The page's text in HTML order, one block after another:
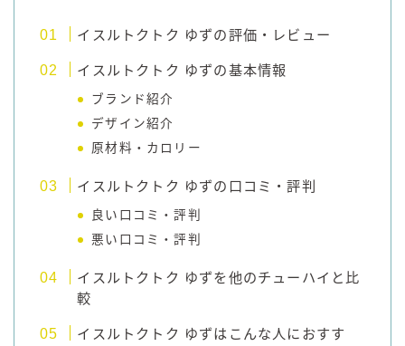
WATTA
natura WATTA
ちゅらWATTA
お得情報
イスルトクトク ゆずの評価・レビュー
イスルトクトク ゆずの基本情報
ブランド紹介
デザイン紹介
原材料・カロリー
イスルトクトク ゆずの口コミ・評判
良い口コミ・評判
悪い口コミ・評判
イスルトクトク ゆずを他のチューハイと比
較
イスルトクトク ゆずはこんな人におすす